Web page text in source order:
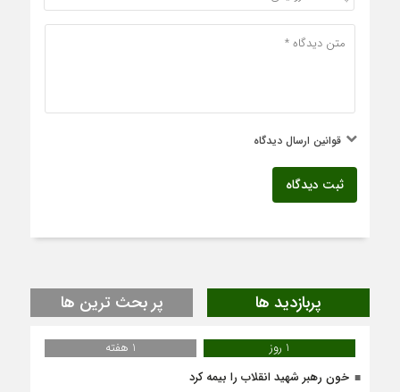
قوانین ارسال دیدگاه
ثبت دیدگاه
پربازدید ها پر بحث ترین ها
1 روز
1 هفته
خون رهبر شهید انقلاب را بیمه کرد